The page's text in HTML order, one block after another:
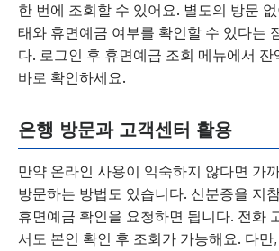
한 번에 조회할 수 있어요. 별도의 방문
태와 휴면예금 여부를 확인할 수 있다는
다. 로그인 후 휴면예금 조회 메뉴에서 잔
바로 확인하세요.
은행 방문과 고객센터 활용
만약 온라인 사용이 익숙하지 않다면 가
방문하는 방법도 있습니다. 신분증을 지
휴면예금 확인을 요청하면 됩니다. 전화
서도 본인 확인 후 조회가 가능해요. 다만